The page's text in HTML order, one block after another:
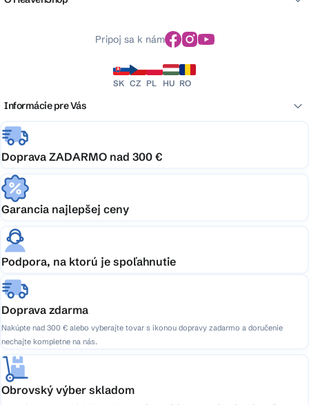
Pripoj sa k nám
SK CZ PL HU RO
Informácie pre Vás
Doprava ZADARMO nad 300 €
Garancia najlepšej ceny
Podpora, na ktorú je spoľahnutie
Doprava zdarma
Nakúpte nad 300 € alebo vyberajte tovar s ikonou dopravy zadarmo a doručenie
nechajte kompletne na nás.
Obrovský výber skladom